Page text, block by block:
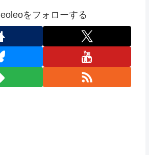
leoleoをフォローする